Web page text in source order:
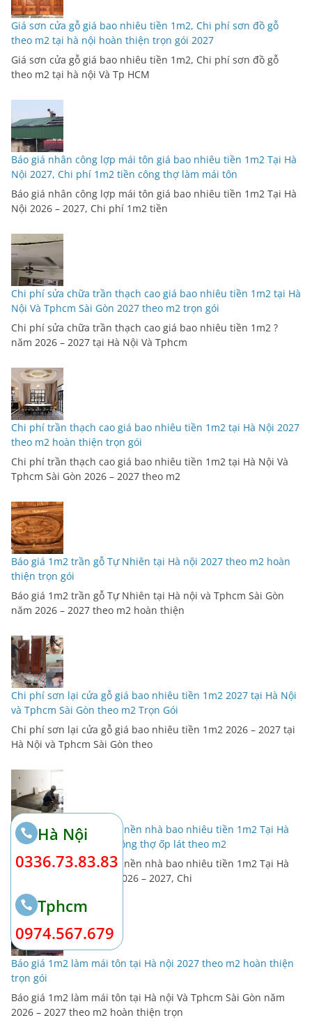
Giá sơn cửa gỗ giá bao nhiêu tiền 1m2, Chi phí sơn đồ gỗ
theo m2 tại hà nội hoàn thiện trọn gói 2027
Giá sơn cửa gỗ giá bao nhiêu tiền 1m2, Chi phí sơn đồ gỗ
theo m2 tại hà nội Và Tp HCM
Báo giá nhân công lợp mái tôn giá bao nhiêu tiền 1m2 Tại Hà
Nội 2027, Chi phí 1m2 tiền công thợ làm mái tôn
Báo giá nhân công lợp mái tôn giá bao nhiêu tiền 1m2 Tại Hà
Nội 2026 – 2027, Chi phí 1m2 tiền
Chi phí sửa chữa trần thạch cao giá bao nhiêu tiền 1m2 tại Hà
Nội Và Tphcm Sài Gòn 2027 theo m2 trọn gói
Chi phí sửa chữa trần thạch cao giá bao nhiêu tiền 1m2 ?
năm 2026 – 2027 tại Hà Nội Và Tphcm
Chi phí trần thạch cao giá bao nhiêu tiền 1m2 tại Hà Nội 2027
theo m2 hoàn thiện trọn gói
Chi phí trần thạch cao giá bao nhiêu tiền 1m2 tại Hà Nội Và
Tphcm Sài Gòn 2026 – 2027 theo m2
Báo giá 1m2 trần gỗ Tự Nhiên tại Hà nội 2027 theo m2 hoàn
thiện trọn gói
Báo giá 1m2 trần gỗ Tự Nhiên tại Hà nội và Tphcm Sài Gòn
năm 2026 – 2027 theo m2 hoàn thiện
Chi phí sơn lại cửa gỗ giá bao nhiêu tiền 1m2 2027 tại Hà Nội
và Tphcm Sài Gòn theo m2 Trọn Gói
Chi phí sơn lại cửa gỗ giá bao nhiêu tiền 1m2 2026 – 2027 tại
Hà Nội và Tphcm Sài Gòn theo
Giá Nhân Công lát gạch nền nhà bao nhiêu tiền 1m2 Tại Hà
Nội 2027, Chi phí tiền công thợ ốp lát theo m2
Giá Nhân Công lát gạch nền nhà bao nhiêu tiền 1m2 Tại Hà
Nội và Tphcm Sài Gòn 2026 – 2027, Chi
Báo giá 1m2 làm mái tôn tại Hà nội 2027 theo m2 hoàn thiện
trọn gói
Báo giá 1m2 làm mái tôn tại Hà nội Và Tphcm Sài Gòn năm
2026 – 2027 theo m2 hoàn thiện trọn
Hà Nội
0336.73.83.83
Tphcm
0974.567.679